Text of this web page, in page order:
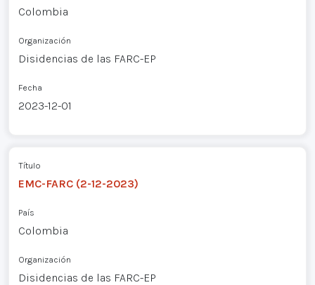
Colombia
Organización
Disidencias de las FARC-EP
Fecha
2023-12-01
Título
EMC-FARC (2-12-2023)
País
Colombia
Organización
Disidencias de las FARC-EP